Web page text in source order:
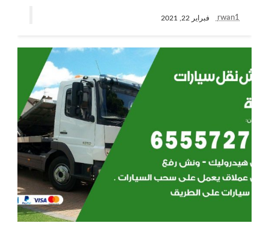
rwan1 فبراير 22, 2021